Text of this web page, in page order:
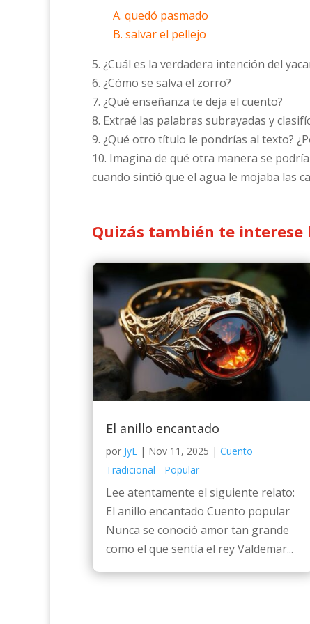
A. quedó pasmado
B. salvar el pellejo
5. ¿Cuál es la verdadera intención del
6. ¿Cómo se salva el zorro?
7. ¿Qué enseñanza te deja el cuento?
8. Extraé las palabras subrayadas y
9. ¿Qué otro título le pondrías al texto?
10. Imagina de qué otra manera se
cuando sintió que el agua le mojaba las
Quizás también te interese
El anillo encantado
por JyE | Nov 11, 2025 | Cuento
Tradicional - Popular
Lee atentamente el siguiente relato:
El anillo encantado Cuento popular
Nunca se conoció amor tan grande
como el que sentía el rey Valdemar...